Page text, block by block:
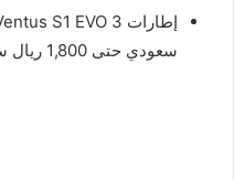
سعودي حتى 1,800 ريال سعودي